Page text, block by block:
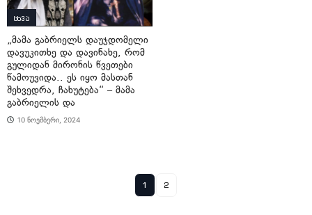
სხვა
„მამა გაბრიელს დაუჯდომელი
დავუკითხე და დავინახე, რომ
გულიდან მირონის წვეთები
წამოუვიდა.. ეს იყო მასთან
შეხვედრა, ჩახუტება“ – მამა
გაბრიელის და
10 ნოემბერი, 2024
1 2